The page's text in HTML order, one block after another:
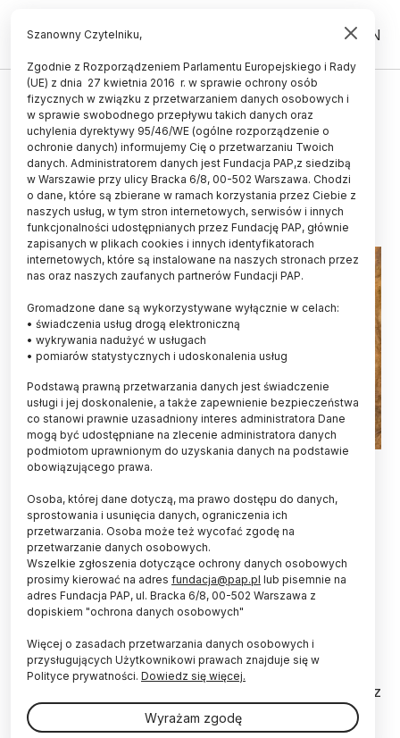
PL EN
HISTORIA I KULTURA
Niezwykła wędrówka kultury w
prehistorycznej Europie
26.02.2018
aktualizacja: 26.02.2018
3 minuty czytania
Grób w Kornicach, 1561 rok, mężczyzna w wieku 30-35 lat, Fot.
Maksym Mackiewicz, źródło - UWr
Na terytorium Polski, na Sycylię czy Wyspy
Brytyjskie docierały w czasach prehistorycznych
zdobycze kulturowe z Półwyspu Iberyjskiego. O
migracjach i transmisji artefaktów z czasów
kultury pucharów dzwonowatych w Europie
donoszą naukowcy w „Nature”.
W badaniach uwzględniono dane uzyskane podczas
badań 400 prehistorycznych szkieletów z całej
Europy. Badania kierowane były przez naukowców z
Harvard University (USA), a zespół składał się ze
144 archeologów i genetyków z ośrodków w USA i
Szanowny Czytelniku,
Zgodnie z Rozporządzeniem Parlamentu Europejskiego i Rady
(UE) z dnia 27 kwietnia 2016 r. w sprawie ochrony osób
fizycznych w związku z przetwarzaniem danych osobowych i
w sprawie swobodnego przepływu takich danych oraz
uchylenia dyrektywy 95/46/WE (ogólne rozporządzenie o
ochronie danych) informujemy Cię o przetwarzaniu Twoich
danych. Administratorem danych jest Fundacja PAP,z siedzibą
w Warszawie przy ulicy Bracka 6/8, 00-502 Warszawa. Chodzi
o dane, które są zbierane w ramach korzystania przez Ciebie z
naszych usług, w tym stron internetowych, serwisów i innych
funkcjonalności udostępnianych przez Fundację PAP, głównie
zapisanych w plikach cookies i innych identyfikatorach
internetowych, które są instalowane na naszych stronach przez
nas oraz naszych zaufanych partnerów Fundacji PAP.
Gromadzone dane są wykorzystywane wyłącznie w celach:
• świadczenia usług drogą elektroniczną
• wykrywania nadużyć w usługach
• pomiarów statystycznych i udoskonalenia usług
Podstawą prawną przetwarzania danych jest świadczenie
usługi i jej doskonalenie, a także zapewnienie bezpieczeństwa
co stanowi prawnie uzasadniony interes administratora Dane
mogą być udostępniane na zlecenie administratora danych
podmiotom uprawnionym do uzyskania danych na podstawie
obowiązującego prawa.
Osoba, której dane dotyczą, ma prawo dostępu do danych,
sprostowania i usunięcia danych, ograniczenia ich
przetwarzania. Osoba może też wycofać zgodę na
przetwarzanie danych osobowych.
Wszelkie zgłoszenia dotyczące ochrony danych osobowych
prosimy kierować na adres fundacja@pap.pl lub pisemnie na
adres Fundacja PAP, ul. Bracka 6/8, 00-502 Warszawa z
dopiskiem "ochrona danych osobowych"
Więcej o zasadach przetwarzania danych osobowych i
przysługujących Użytkownikowi prawach znajduje się w
Polityce prywatności. Dowiedz się więcej.
Wyrażam zgodę